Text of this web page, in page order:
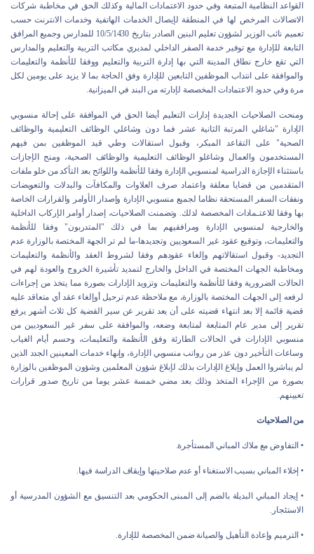
القواعد النظامية المتبعة وفي حدود الاعتمادات المالية وكذلك الحق في مخاطبة شركات
الاتصالات المرخص لها في المنطقة لإيصال الخدمات الهاتفية وخدمات الانترنت حسب
تعميم نائب الوزير لشؤون تعليم البنين الصادر بتاريخ 10/5/1430 للمدارس وجميع المرافق
التابعة للإدارة مع توفير خدمة الصفر الداخلي لمديري مكاتب التربية والتعليم والمدارس
التي تقع خارج نطاق المدينة التي بها إدارة التربية والتعليم ووفقا للأنظمة والتعليمات
والموافقة على انتداب الموظفين التابعين للإدارة وفق الحاجة بما لا يزيد على يومين لكل
مرة وفي حدود الاعتمادات المخصصة لإدارته من البند في الميزانية.
ومنحت الصلاحيات الجديدة إدارات التعليم أيضا الحق في الموافقة على إحالة منسوبي
الإدارة "شاغلي المرتبة الثانية عشر فما دون وشاغلي الوظائف التعليمية والوظائف
الصحية" على التقاعد المبكر، وقبول استقالات وطي قيد الموظفين بمن فيهم
المستخدمون والعمال وشاغلو الوظائف التعليمية والوظائف الصحية، ومنح الإجازات
باستثناء الإجازة الدراسية لمنسوبي الإدارة وفقا للأنظمة واللوائح بعد التأكد من خلو ملفات
المتقدمين من قضايا معلقة واعتماد صرف العلاوات والمكافآت والبدلات والتعويضات
ونفقات السفر المستحقة نظاما لجميع منسوبي الإدارة وإصدار الأوامر والقرارات الخاصة
بها وفقا للاعتـمادات المخصصة لذلك. وتضمنت الصلاحيات، إصدار أوامر الإركاب الداخلية
والخارجية لمنسوبي الإدارة ومرافقيهم بما في ذلك "المتدربون" وفقا للأنظمة
والتعليمات، وتوقيع عقود غير السعوديين وتجديدها-ما لم تر الجهة المختصة بالوزارة عدم
التجديد- وقبول استقالاتهم وإلغاء عقودهم وفقا لشروط العقد والأنظمة والتعليمات
ومخاطبة الجهات المختصة في الداخل والخارج لتمديد تأشيرة الخروج والعودة لهم في
الحالات الضرورية وفقا للأنظمة والتعليمات وتزويد الإدارات بصورة مما يتخذ من إجراءات
لرفعه إلى الجهات المختصة بالوزارة، مع ملاحظة عدم ترحيل أوإلغاء عقد أي متعاقد عليه
قضية قائمة إلا بعد انتهاء قضيته على أن يعد تقرير عن سير القضية كل ثلاث أشهر يرفع
تقرير إلى مدير عام المتابعة لمتابعة وضعه، والموافقة على سفر غير السعوديين من
منسوبي الإدارات في الحالات الطارئة وفق الأنظمة والتعليمات، وحسم أيام الغياب
وساعات التأخير دون عذر من رواتب منسوبي الإدارة، وإنهاء خدمات المعينين الجدد الذين
لم يباشروا العمل وإبلاغ الإدارات بذلك لإبلاغ شؤون المعلمين وشؤون الموظفين بالوزارة
بصورة من الإجراء المتخذ وذلك بعد مضي خمسة عشر يوما من تاريخ صدور قرارات
تعيينهم.
من الصلاحيات
• التفاوض مع ملاك المباني المستأجرة.
• إخلاء المباني بسبب الاستغناء أو عدم صلاحيتها وإيقاف الدراسة فيها.
• إيجاد المباني البديلة بالضم إلى المبنى الحكومي بعد التنسيق مع الشؤون المدرسية أو
الاستئجار.
• الترميم وإعادة التأهيل والصيانة ضمن المخصصة للإدارة.